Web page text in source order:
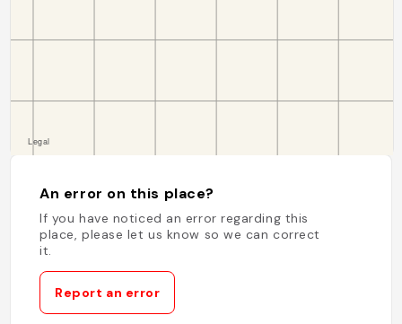
An error on this place?
If you have noticed an error regarding this
place, please let us know so we can correct
it.
Report an error